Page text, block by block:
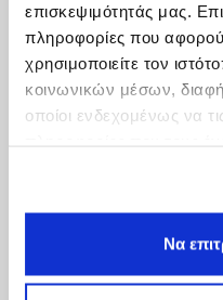
επισκεψιμότητάς μας.
πληροφορίες που
χρησιμοποιείτε τον
κοινωνικών μέσων,
οποίοι ενδεχομένως να
έχουν συλλέξει σε
Να